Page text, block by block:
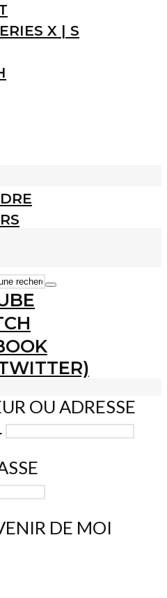
X | S
OU ADRESSE
DE MOI